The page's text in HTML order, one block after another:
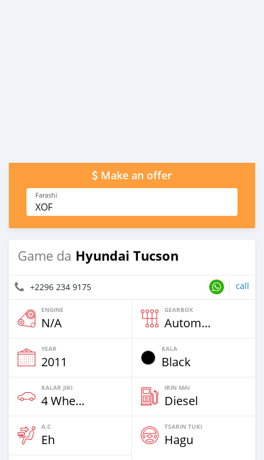
Make an offer
Farashi
XOF
Game da Hyundai Tucson
+2296 234 9175 call
ENGINE
N/A
GEARBOX
Automatic
YEAR
2011
KALA
Black
KALAR JIKI
4 Wheel Drives & SUVs
IRIN MAI
Diesel
A.C
Eh
TSARIN TUKI
Hagu